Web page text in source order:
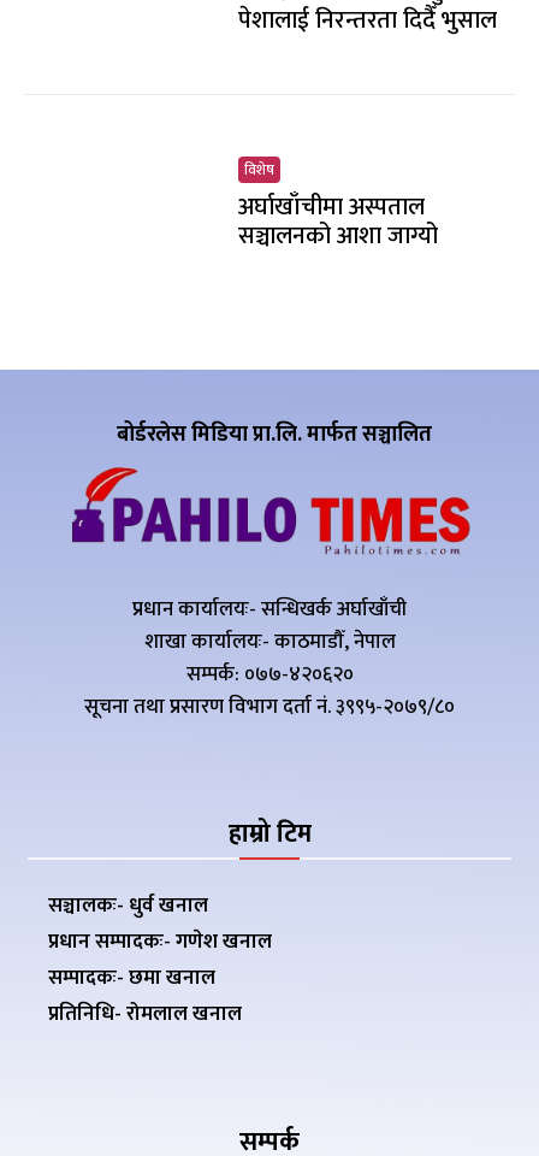
पेशालाई निरन्तरता दिदैँ भुसाल
विशेष
अर्घाखाँचीमा अस्पताल
सञ्चालनको आशा जाग्यो
बोर्डरलेस मिडिया प्रा.लि. मार्फत सञ्चालित
प्रधान कार्यालयः- सन्धिखर्क अर्घाखाँची
शाखा कार्यालयः- काठमाडौँ, नेपाल
सम्पर्क: ०७७-४२०६२०
सूचना तथा प्रसारण विभाग दर्ता नं. ३९९५-२०७९/८०
हाम्रो टिम
सञ्चालकः- धुर्व खनाल
प्रधान सम्पादकः- गणेश खनाल
सम्पादकः- छमा खनाल
प्रतिनिधि- रोमलाल खनाल
सम्पर्क